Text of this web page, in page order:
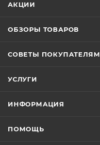
АКЦИИ
ОБЗОРЫ ТОВАРОВ
СОВЕТЫ ПОКУПАТЕЛЯМ
УСЛУГИ
ИНФОРМАЦИЯ
ПОМОЩЬ